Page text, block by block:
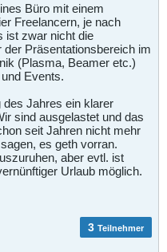
Büro mit einem
Freelancern, je nach
ist zwar nicht die
Präsentationsbereich im
(Plasma, Beamer etc.)
Events.
Jahres ein klarer
sind ausgelastet und das
seit Jahren nicht mehr
es geth vorran.
aber evtl. ist
Urlaub möglich.
3 Teilnehmer